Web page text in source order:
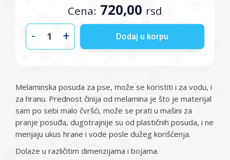
Cena: 720,00 rsd
- + Dodaj u korpu
Melaminska posuda za pse, može se koristiti i za vodu, i
za hranu. Prednost činija od melamina je što je materijal
sam po sebi malo čvršći, može se prati u mašini za
pranje posuđa, dugotrajnije su od plastičnih posuda, i ne
menjaju ukus hrane i vode posle dužeg korišćenja.
Dolaze u različitim dimenzijama i bojama.